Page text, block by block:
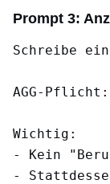
Prompt 3:
Schreibe
AGG-
Wichtig:
- Kein
-